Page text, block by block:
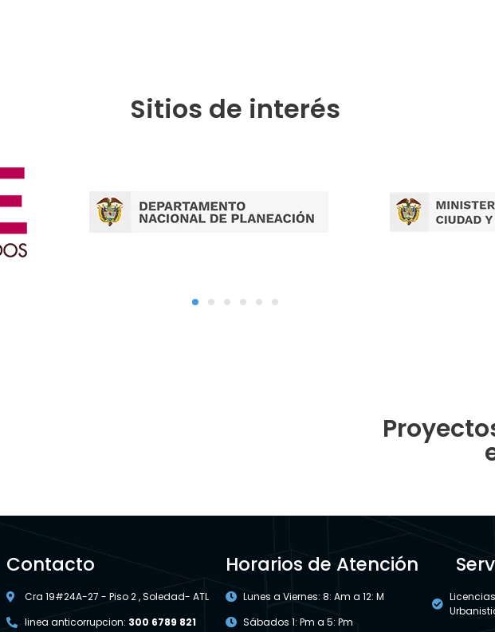
Sitios de interés
Contacto
Cra 19#24A-27 - Piso 2 , Soledad- ATL
linea anticorrupcion: 300 6789 821
Horarios de Atención
Lunes a Viernes: 8: Am a 12: M
Sábados 1: Pm a 5: Pm
Licencias